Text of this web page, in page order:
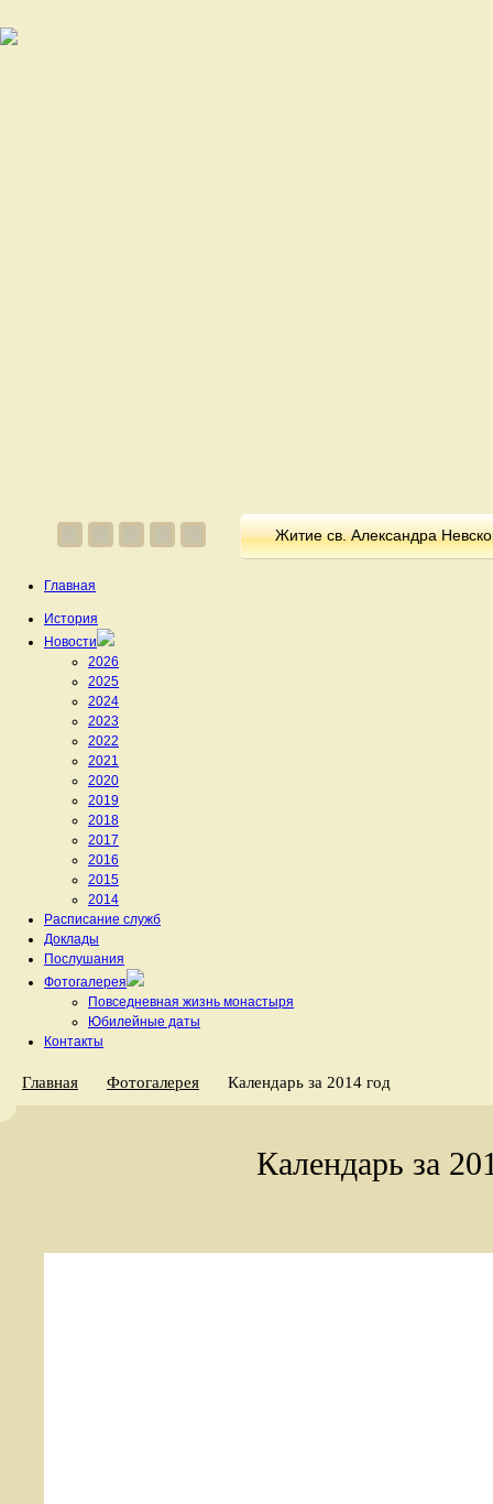
Житие св. Александра
Главная
История
Новости
2026
2025
2024
2023
2022
2021
2020
2019
2018
2017
2016
2015
2014
Расписание служб
Доклады
Послушания
Фотогалерея
Повседневная жизнь монастыря
Юбилейные даты
Контакты
Главная Фотогалерея Календарь за 2014 год
Календарь за